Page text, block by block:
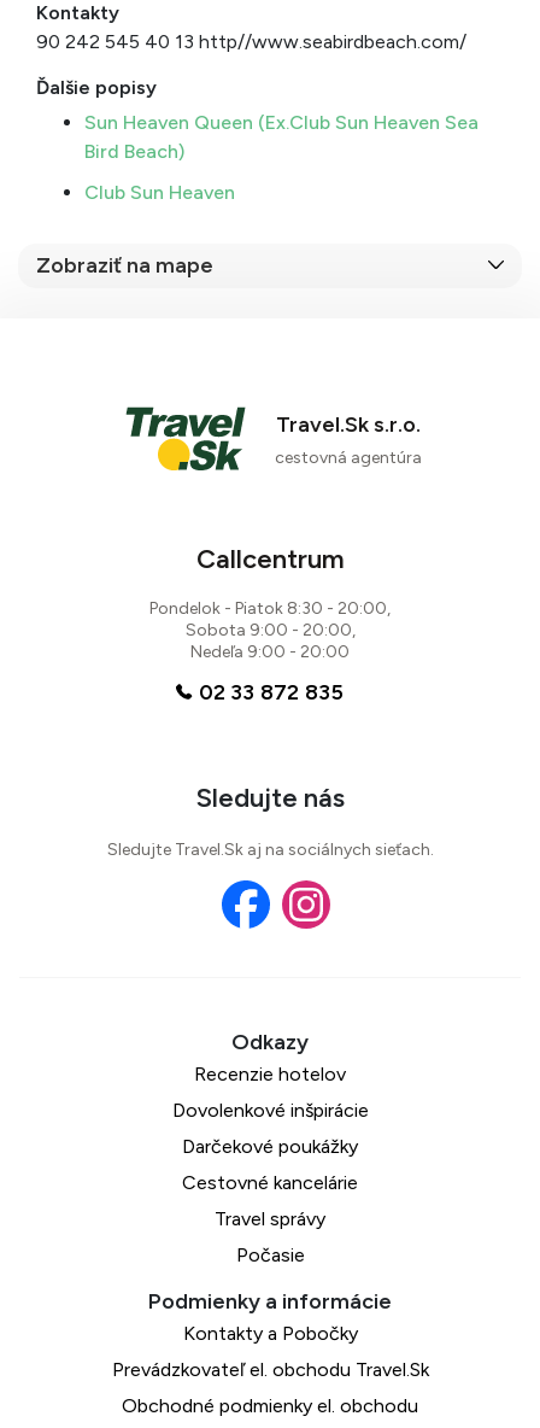
Kontakty
90 242 545 40 13 http//www.seabirdbeach.com/
Ďalšie popisy
Sun Heaven Queen (Ex.Club Sun Heaven Sea
Bird Beach)
Club Sun Heaven
Zobraziť na mape
Travel.Sk s.r.o.
cestovná agentúra
Callcentrum
Pondelok - Piatok 8:30 - 20:00,
Sobota 9:00 - 20:00,
Nedeľa 9:00 - 20:00
02 33 872 835
Sledujte nás
Sledujte Travel.Sk aj na sociálnych sieťach.
Recenzie hotelov
Dovolenkové inšpirácie
Darčekové poukážky
Cestovné kancelárie
Travel správy
Počasie
Kontakty a Pobočky
Prevádzkovateľ el. obchodu Travel.Sk
Obchodné podmienky el. obchodu